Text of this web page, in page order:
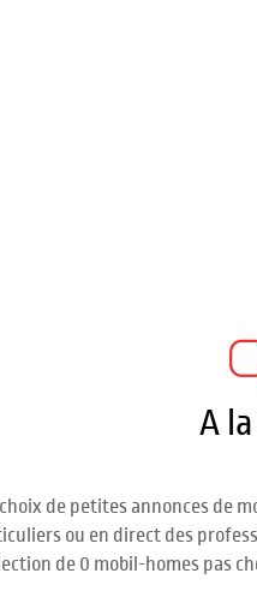
A
de petites annonces de
ou en direct des
de 0 mobil-homes pas